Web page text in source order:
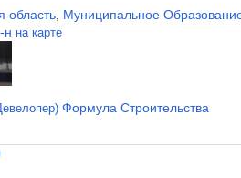
область, Муниципальное
н на карте
Формула Строительства